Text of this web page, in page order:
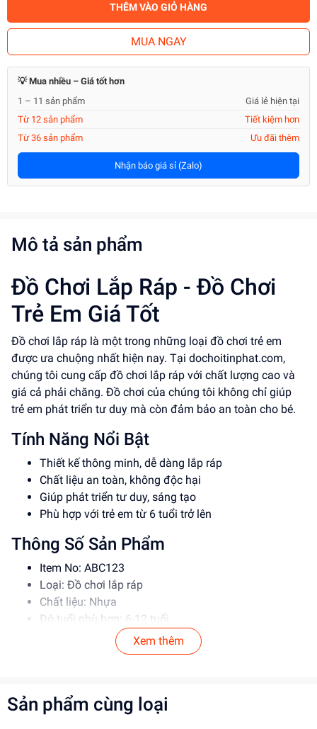
THÊM VÀO GIỎ HÀNG
MUA NGAY
💡 Mua nhiều – Giá tốt hơn
1 – 11 sản phẩm
Giá lẻ hiện tại
Từ 12 sản phẩm
Tiết kiệm hơn
Từ 36 sản phẩm
Ưu đãi thêm
Nhận báo giá sỉ (Zalo)
Mô tả sản phẩm
Đồ Chơi Lắp Ráp - Đồ Chơi
Trẻ Em Giá Tốt
Đồ chơi lắp ráp là một trong những loại đồ chơi trẻ em
được ưa chuộng nhất hiện nay. Tại dochoitinphat.com,
chúng tôi cung cấp đồ chơi lắp ráp với chất lượng cao và
giá cả phải chăng. Đồ chơi của chúng tôi không chỉ giúp
trẻ em phát triển tư duy mà còn đảm bảo an toàn cho bé.
Tính Năng Nổi Bật
Thiết kế thông minh, dễ dàng lắp ráp
Chất liệu an toàn, không độc hại
Giúp phát triển tư duy, sáng tạo
Phù hợp với trẻ em từ 6 tuổi trở lên
Thông Số Sản Phẩm
Item No: ABC123
Loại: Đồ chơi lắp ráp
Chất liệu: Nhựa
Độ tuổi phù hợp: 6-12 tuổi
Hướng Dẫn Sử Dụng
Để xa tầm tay trẻ em khi không sử dụng
Xem thêm
Sản phẩm cùng loại